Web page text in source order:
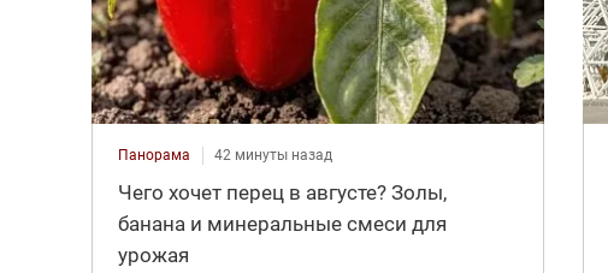
Панорама 42 минуты назад
Чего хочет перец в августе? Золы,
банана и минеральные смеси для
урожая